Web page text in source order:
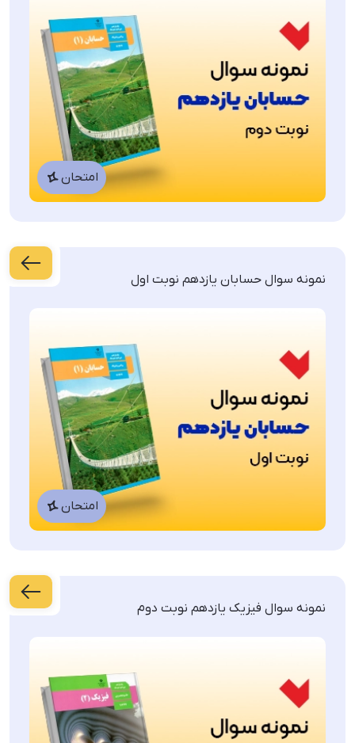
زیست شناسی
ریاضیات گسسته
عربی
ادبیات فارسی
دین و زندگی
امتحان
نمونه سوال حسابان یازدهم نوبت اول
امتحان
نمونه سوال فیزیک یازدهم نوبت دوم